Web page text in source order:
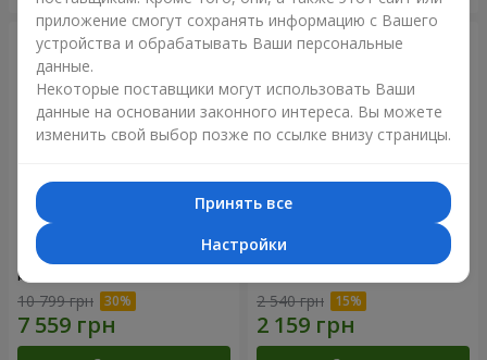
Цветы в коробке "101
розовая роза"
10 799 грн
Букет "Цветочное Selfie!"
2 540 грн
приложение смогут сохранять информацию с Вашего
устройства и обрабатывать Ваши персональные
данные.
Некоторые поставщики могут использовать Ваши
данные на основании законного интереса. Вы можете
изменить свой выбор позже по ссылке внизу страницы.
Принять все
Настройки